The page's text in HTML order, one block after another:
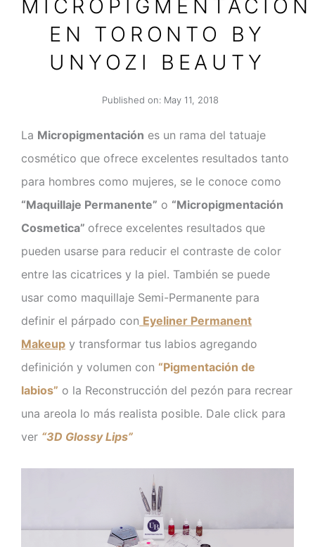
MICROPIGMENTACIÓN
EN TORONTO BY
UNYOZI BEAUTY
Published on: May 11, 2018
La Micropigmentación es un rama del tatuaje
cosmético que ofrece excelentes resultados tanto
para hombres como mujeres, se le conoce como
“Maquillaje Permanente” o “Micropigmentación
Cosmetica” ofrece excelentes resultados que
pueden usarse para reducir el contraste de color
entre las cicatrices y la piel. También se puede
usar como maquillaje Semi-Permanente para
definir el párpado con Eyeliner Permanent
Makeup y transformar tus labios agregando
definición y volumen con “Pigmentación de
labios” o la Reconstrucción del pezón para recrear
una areola lo más realista posible. Dale click para
ver “3D Glossy Lips”